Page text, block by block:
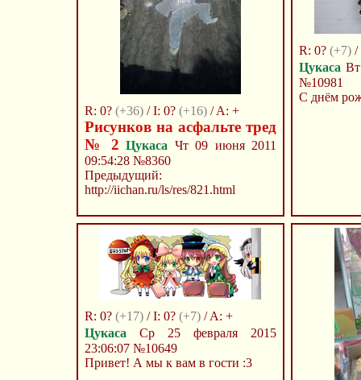
R: 0? (+36) / I: 0? (+16) / A: +
Рисунков на асфальте тред
№ 2 Цукаса Чт 09 июня 2011
09:54:28 №8360
Предыдущий:
http://iichan.ru/ls/res/821.html
R: 0? (+7) /
Цукаса
№10981
С днём
R: 0? (+17) / I: 0? (+7) / A: +
Цукаса Ср 25 февраля 2015
23:06:07 №10649
Привет! А мы к вам в гости :3